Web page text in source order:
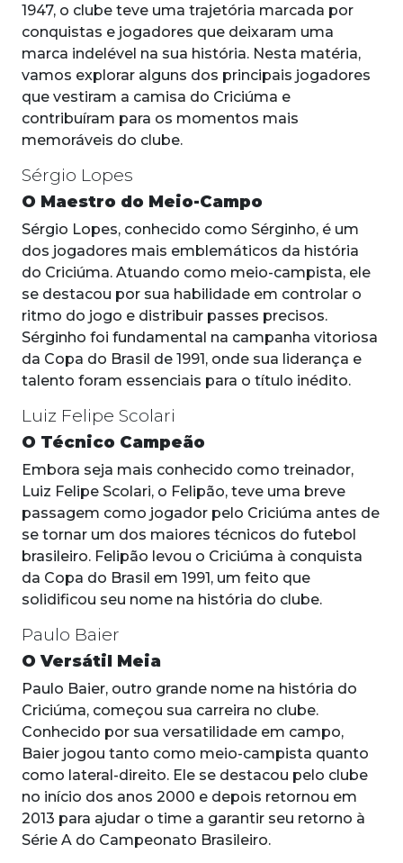
1947, o clube teve uma trajetória marcada por
conquistas e jogadores que deixaram uma
marca indelével na sua história. Nesta matéria,
vamos explorar alguns dos principais jogadores
que vestiram a camisa do Criciúma e
contribuíram para os momentos mais
memoráveis do clube.
Sérgio Lopes
O Maestro do Meio-Campo
Sérgio Lopes, conhecido como Sérginho, é um
dos jogadores mais emblemáticos da história
do Criciúma. Atuando como meio-campista, ele
se destacou por sua habilidade em controlar o
ritmo do jogo e distribuir passes precisos.
Sérginho foi fundamental na campanha vitoriosa
da Copa do Brasil de 1991, onde sua liderança e
talento foram essenciais para o título inédito.
Luiz Felipe Scolari
O Técnico Campeão
Embora seja mais conhecido como treinador,
Luiz Felipe Scolari, o Felipão, teve uma breve
passagem como jogador pelo Criciúma antes de
se tornar um dos maiores técnicos do futebol
brasileiro. Felipão levou o Criciúma à conquista
da Copa do Brasil em 1991, um feito que
solidificou seu nome na história do clube.
Paulo Baier
O Versátil Meia
Paulo Baier, outro grande nome na história do
Criciúma, começou sua carreira no clube.
Conhecido por sua versatilidade em campo,
Baier jogou tanto como meio-campista quanto
como lateral-direito. Ele se destacou pelo clube
no início dos anos 2000 e depois retornou em
2013 para ajudar o time a garantir seu retorno à
Série A do Campeonato Brasileiro.